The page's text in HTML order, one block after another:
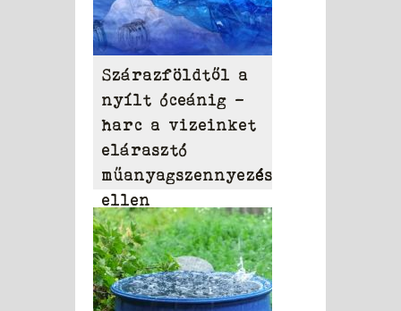
Szárazföldtől a
nyílt óceánig –
harc a vizeinket
elárasztó
műanyagszennyezés
ellen